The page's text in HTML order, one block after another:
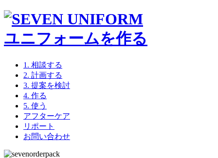
ユニフォームを作る
1. 相談する
2. 計画する
3. 提案を検討
4. 作る
5. 使う
アフターケア
リポート
お問い合わせ